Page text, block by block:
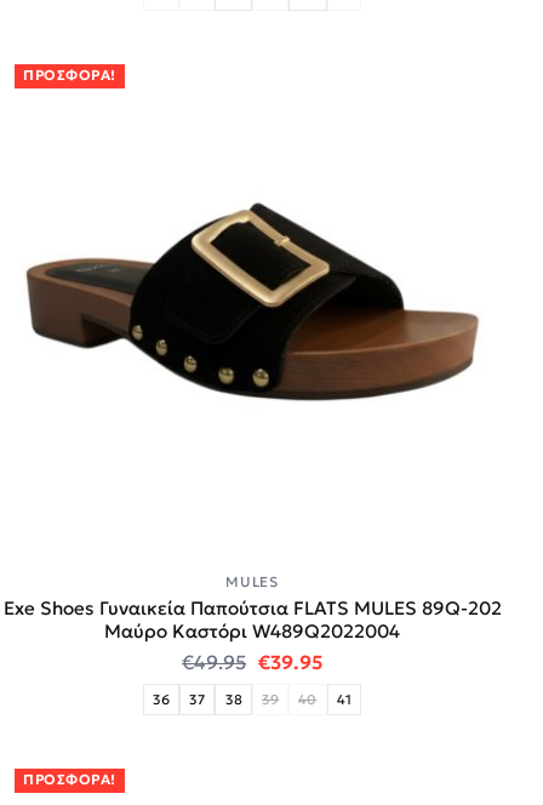
ΠΡΟΣΦΟΡΆ!
MULES
Exe Shoes Γυναικεία Παπούτσια FLATS MULES 89Q-202
Μαύρο Καστόρι W489Q2022004
€49.95 Original price was: €49.95.
€39.95Η τρέχουσα τιμή
36 37 38 39 40 41
ΠΡΟΣΦΟΡΆ!